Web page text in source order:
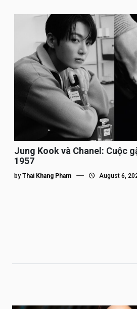
Jung Kook và Chanel: Cuộc
1957
by Thai Khang Pham August 6,